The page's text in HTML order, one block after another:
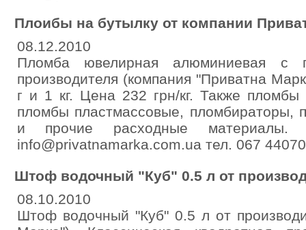
Плоибы на бутылку от компании
08.12.2010
Пломба ювелирная алюминиевая с
производителя (компания "Приватна
г и 1 кг. Цена 232 грн/кг. Также
пломбы пластмассовые, пломбираторы,
и прочие расходные материалы.
info@privatnamarka.com.ua тел. 067
Штоф водочный "Куб" 0.5 л от
08.10.2010
Штоф водочный "Куб" 0.5 л от